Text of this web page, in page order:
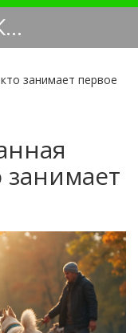
Орлиное Гнездо - Кинологический блог
занимает первое
занимает